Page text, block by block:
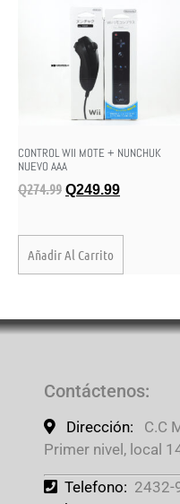
CONTROL WII MOTE + NUNCHUK
NUEVO AAA
Q274.99 Q249.99
Añadir Al Carrito
Contáctenos:
Dirección:
C.C
Primer nivel, local
Telefono: 2432-